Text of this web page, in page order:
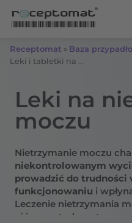
Receptomat » Baza
Leki na
moczu
Nietrzymanie moczu
niekontrolowanym
prowadzić do trudności
funkcjonowaniu i
Leczenie nietrzymania
różne metody, w tym